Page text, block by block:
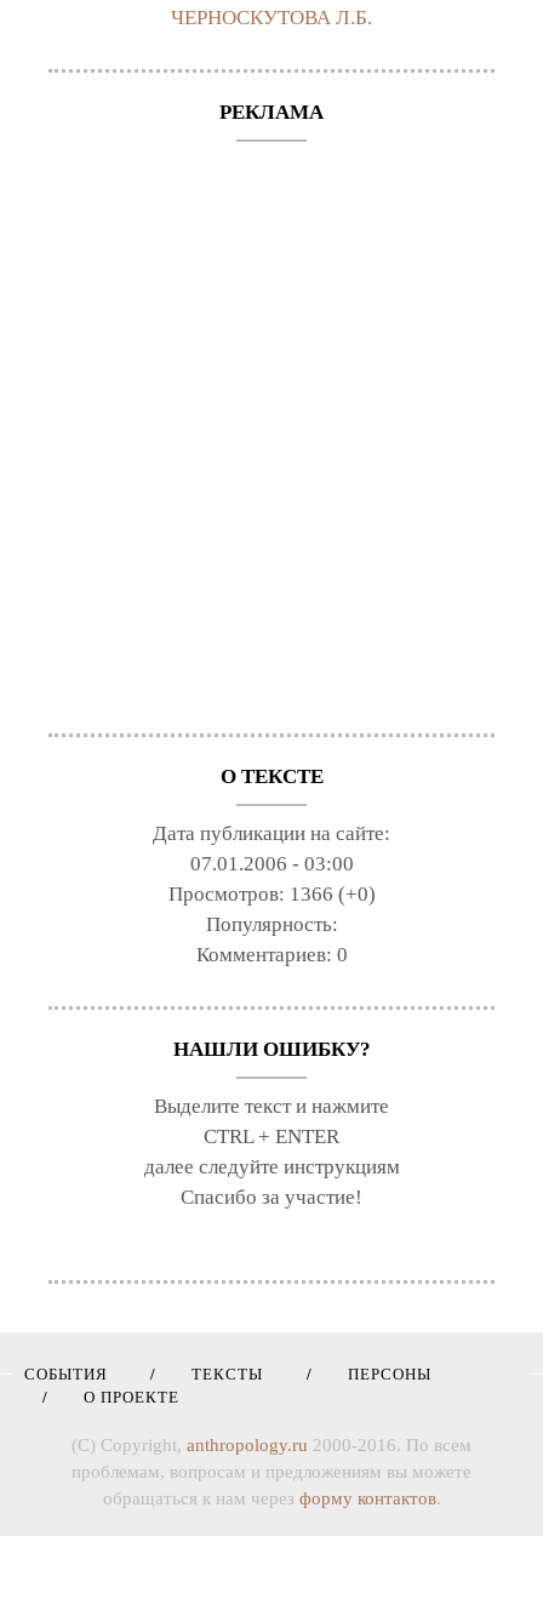
ЧЕРНОСКУТОВА Л.Б.
РЕКЛАМА
О ТЕКСТЕ
Дата публикации на сайте:
07.01.2006 - 03:00
Просмотров: 1366 (+0)
Популярность:
Комментариев: 0
НАШЛИ ОШИБКУ?
Выделите текст и нажмите
CTRL + ENTER
далее следуйте инструкциям
Спасибо за участие!
СОБЫТИЯ ТЕКСТЫ
ПЕРСОНЫ
О ПРОЕКТЕ
(C) Copyright, anthropology.ru 2000-2016. По всем
проблемам, вопросам и предложениям вы можете
обращаться к нам через форму контактов.